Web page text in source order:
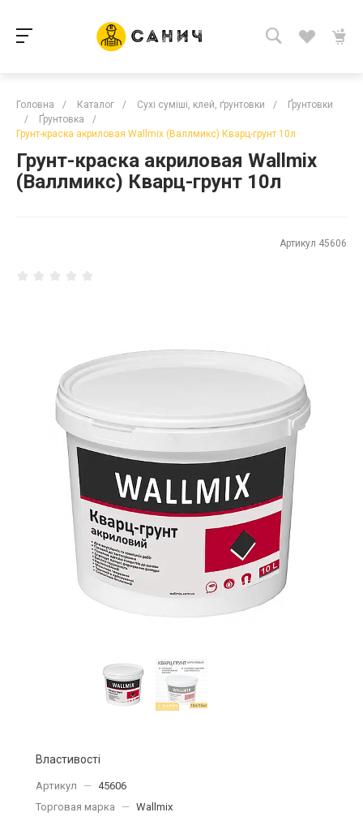
Головна / Каталог / Сухі суміші, клей, ґрунтовки /
Ґрунтовки
/
Ґрунтовка
/
Грунт-краска акриловая Wallmix (Валлмикс) Кварц-грунт 10л
Грунт-краска акриловая Wallmix
(Валлмикс) Кварц-грунт 10л
Артикул 45606
Властивості
Артикул — 45606
Торговая марка
— Wallmix